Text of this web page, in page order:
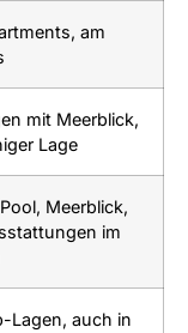
am
mit Meerblick,
Lage
Meerblick,
im
Lagen, auch in